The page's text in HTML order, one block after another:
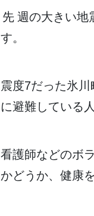
先週の大きい地
す。
震度7だった氷川
に避難している 人
看護師などのボ
かどうか、 健康